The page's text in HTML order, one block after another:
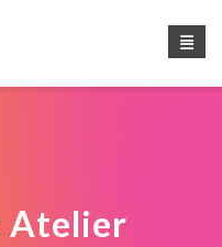
Atelier